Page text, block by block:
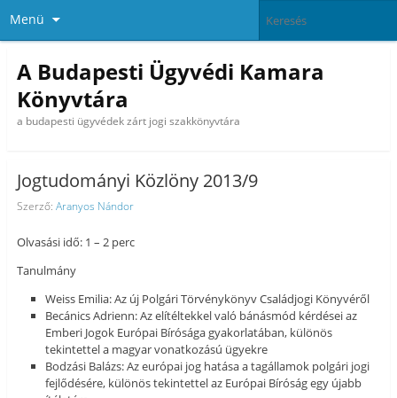
Menü
A Budapesti Ügyvédi Kamara
Könyvtára
a budapesti ügyvédek zárt jogi szakkönyvtára
Jogtudományi Közlöny 2013/9
Szerző: Aranyos Nándor
Olvasási idő: 1 – 2 perc
Tanulmány
Weiss Emilia: Az új Polgári Törvénykönyv Családjogi Könyvéről
Becánics Adrienn: Az elítéltekkel való bánásmód kérdései az
Emberi Jogok Európai Bírósága gyakorlatában, különös
tekintettel a magyar vonatkozású ügyekre
Bodzási Balázs: Az európai jog hatása a tagállamok polgári jogi
fejlődésére, különös tekintettel az Európai Bíróság egy újabb